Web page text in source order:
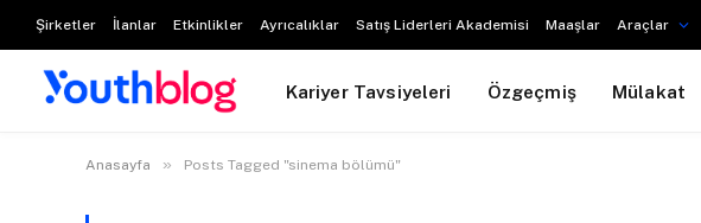
Şirketler İlanlar Etkinlikler Ayrıcalıklar Satış Liderleri Akademisi Maaşlar Araçlar
Kariyer Tavsiyeleri Özgeçmiş Mülakat
Anasayfa » Posts Tagged "sinema bölümü"